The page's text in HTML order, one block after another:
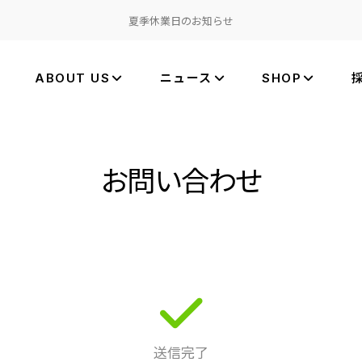
夏季休業日のお知らせ
ABOUT US ニュース SHOP
お問い合わせ
送信完了